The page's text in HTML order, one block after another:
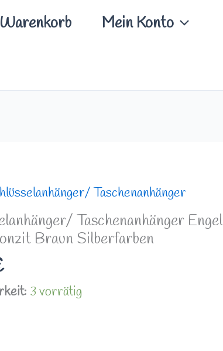
Warenkorb Mein Konto
Taschenanhänger
Taschenanhänger Engel
Braun Silberfarben
3 vorrätig